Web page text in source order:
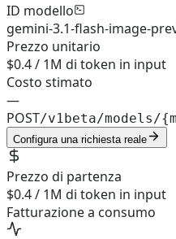
ID modello
gemini-3.1-flash-image-
Prezzo unitario
$0.4 / 1M di token in input
Costo stimato
—
POST/v1beta/models/
Configura una richiesta reale
Prezzo di partenza
$0.4 / 1M di token in input
Fatturazione a consumo